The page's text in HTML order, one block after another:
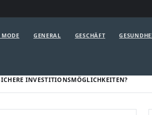
GENERAL GESCHÄFT
INVESTITIONSMÖGLICHKEITEN?